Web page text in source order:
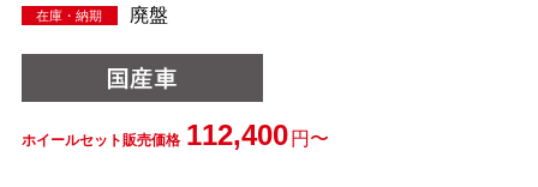
在庫・納期 廃盤
ホイールセット販売価格 112,400 円〜